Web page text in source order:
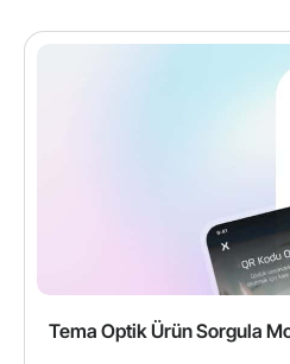
Tema Optik Ürün Sorgula